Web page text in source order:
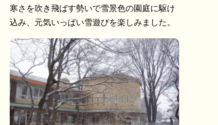
寒さを吹き飛ばす勢いで雪景色の園庭に駆け
込み、元気いっぱい雪遊びを楽しみました。